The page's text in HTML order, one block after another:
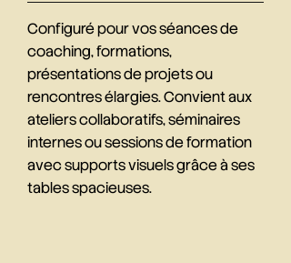
Configuré pour vos séances de
coaching, formations,
présentations de projets ou
rencontres élargies. Convient aux
ateliers collaboratifs, séminaires
internes ou sessions de formation
avec supports visuels grâce à ses
tables spacieuses.